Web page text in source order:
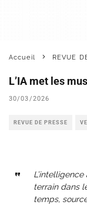
Accueil REVUE
L’IA met les
30/03/2026
REVUE DE PRESSE
terrain dans
temps,